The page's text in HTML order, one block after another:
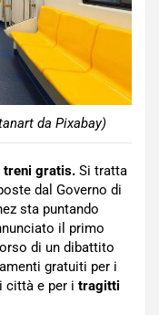
da Pixabay)
treni gratis. Si tratta
dal Governo di
sta puntando
il primo
di un dibattito
gratuiti per i
città e per i tragitti